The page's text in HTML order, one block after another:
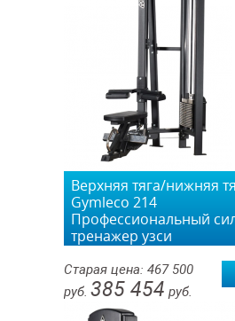
Верхняя тяга/нижняя
Gymleco 214
Профессиональный
тренажер узси
Старая цена: 467 500
руб. 385 454 руб.